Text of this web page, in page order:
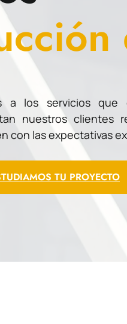
a los servicios que
nuestros clientes
con las expectativas
TU PROYECTO